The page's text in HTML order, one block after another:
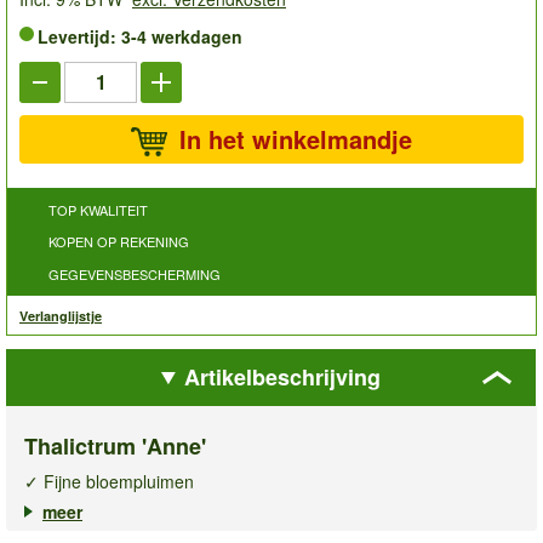
Levertijd: 3-4 werkdagen
In het winkelmandje
TOP KWALITEIT
KOPEN OP REKENING
GEGEVENSBESCHERMING
Verlanglijstje
Artikelbeschrijving
Thalictrum 'Anne'
✓ Fijne bloempluimen
✓ Sprookjesachtige sierwaarde voor borders
meer